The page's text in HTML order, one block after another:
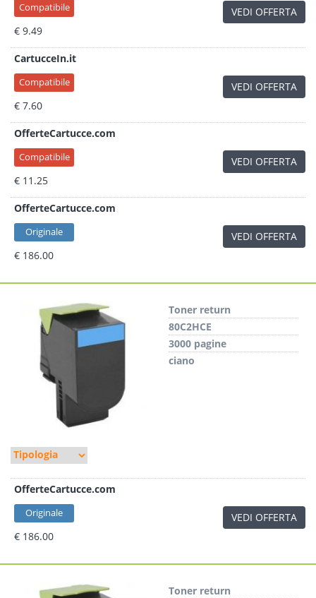
Compatibile
€ 9.49
VEDI OFFERTA
CartucceIn.it
Compatibile
€ 7.60
VEDI OFFERTA
OfferteCartucce.com
Compatibile
€ 11.25
VEDI OFFERTA
OfferteCartucce.com
Originale
€ 186.00
VEDI OFFERTA
Toner return
80C2HCE
3000 pagine
ciano
OfferteCartucce.com
Originale
€ 186.00
VEDI OFFERTA
Toner return